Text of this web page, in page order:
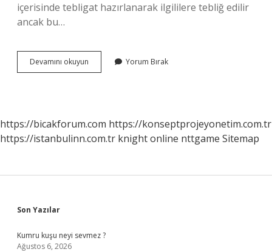
içerisinde tebligat hazırlanarak ilgililere tebliğ edilir
ancak bu…
Devamını okuyun Yargıtaydan
Sonra
Yorum Bırak
https://bicakforum.com https://konseptprojeyonetim.com.tr
https://istanbulinn.com.tr knight online nttgame Sitemap
Sidebar
Son Yazılar
Kumru kuşu neyi sevmez ?
Ağustos 6, 2026